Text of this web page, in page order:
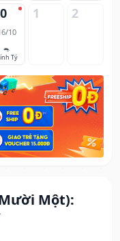
Một):
10
🐀
Tý
1 2